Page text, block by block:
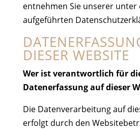
entnehmen Sie unserer unter
aufgeführten
DIESER WEBSITE
Wer ist verantwortlich für
Datenerfassung auf dieser
Die Datenverarbeitung auf
erfolgt durch den